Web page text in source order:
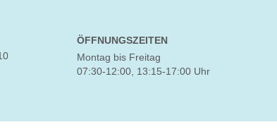
ÖFFNUNGSZEITEN
Montag bis Freitag
07:30-12:00, 13:15-17:00 Uhr